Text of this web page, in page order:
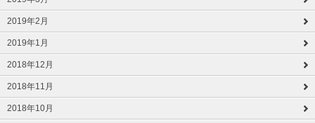
2019年2月
2019年1月
2018年12月
2018年11月
2018年10月